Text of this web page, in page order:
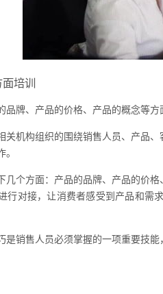
培训
品牌、产品的价格、产品的概念等方
关机构组织的围绕销售人员、产品
几个方面：产品的品牌、产品的价
行对接，让消费者感受到产品和需
是销售人员必须掌握的一项重要技